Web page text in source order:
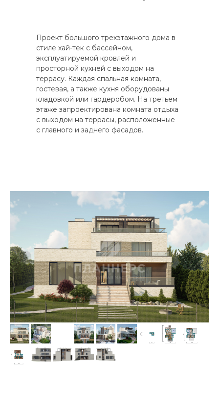
Проект большого трехэтажного дома в
стиле хай-тек с бассейном,
эксплуатируемой кровлей и
просторной кухней с выходом на
террасу. Каждая спальная комната,
гостевая, а также кухня оборудованы
кладовкой или гардеробом. На третьем
этаже запроектирована комната отдыха
с выходом на террасы, расположенные
с главного и заднего фасадов.